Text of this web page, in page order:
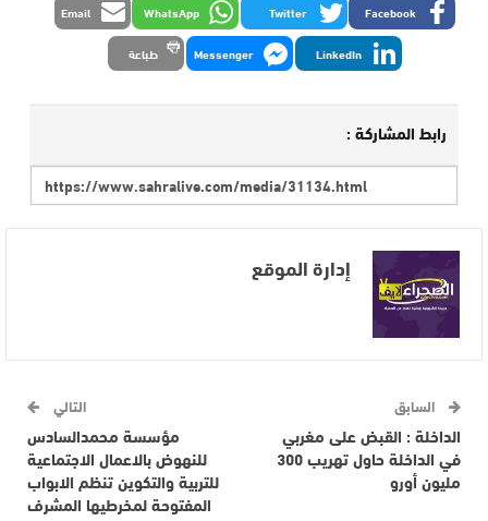
Facebook
Twitter
WhatsApp
Email
LinkedIn
Messenger طباعة
رابط المشاركة :
إدارة الموقع
السابق
الداخلة : القبض على مغربي
في الداخلة حاول تهريب 300
مليون أورو
التالي
مؤسسة محمدالسادس
للنهوض بالاعمال الاجتماعية
للتربية والتكوين تنظم الابواب
المفتوحة لمخرطيها المشرف